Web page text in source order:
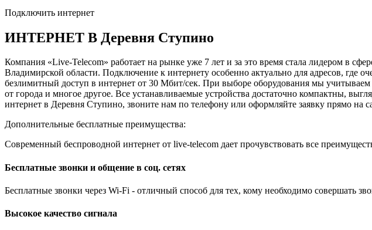
Подключить интернет
ИНТЕРНЕТ В Деревня Ступино
Компания «Live-Telecom» работает на рынке уже 7 лет и за это время стала лидером в
Владимирской области. Подключение к интернету особенно актуально для адресов, где
безлимитный доступ в интернет от 30 Мбит/сек. При выборе оборудования мы
от города и многое другое. Все устанавливаемые устройства достаточно компактны,
интернет в Деревня Ступино, звоните нам по телефону или оформляйте заявку прямо
Дополнительные бесплатные преимущества:
Современный беспроводной интернет от live-telecom дает прочувствовать все
Бесплатные звонки и общение в соц. сетях
Бесплатные звонки через Wi-Fi - отличный способ для тех, кому необходимо совершать
Высокое качество сигнала